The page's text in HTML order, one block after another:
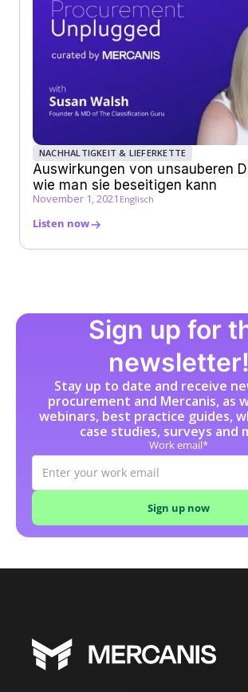
NACHHALTIGKEIT & LIEFERKETTE
Auswirkungen von unsauberen
wie man sie beseitigen kann
November 1, 2021 Englisch
Listen now
Sign up for
newsletter!
Stay up to date and receive
procurement and Mercanis, as
webinars, best practice guides,
case studies, surveys and
Work email*